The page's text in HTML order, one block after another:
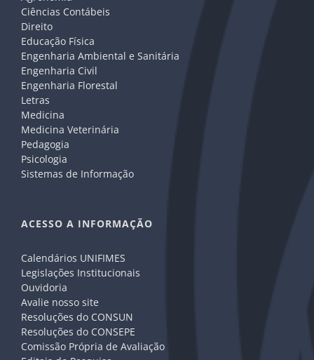
Ciências Contábeis
Direito
Educação Física
Engenharia Ambiental e Sanitária
Engenharia Civil
Engenharia Florestal
Letras
Medicina
Medicina Veterinária
Pedagogia
Psicologia
Sistemas de Informação
ACESSO A INFORMAÇÃO
Calendários UNIFIMES
Legislações Institucionais
Ouvidoria
Avalie nosso site
Resoluções do CONSUN
Resoluções do CONSEPE
Comissão Própria de Avaliação